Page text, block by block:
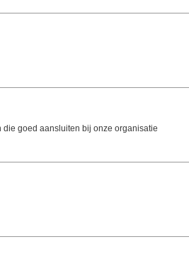
goed aansluiten bij onze organisatie